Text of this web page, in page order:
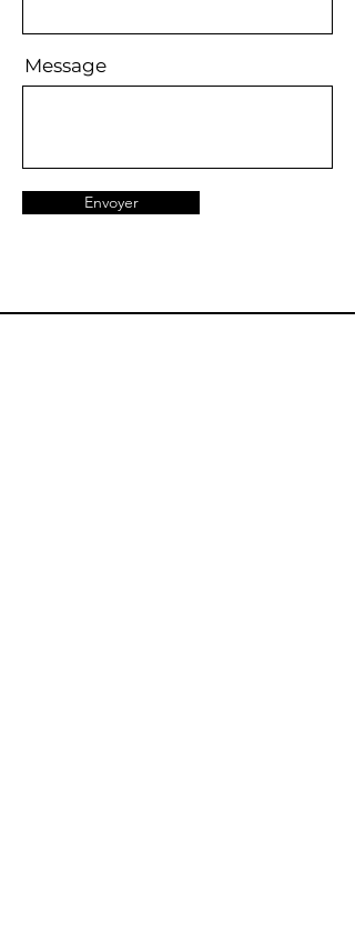
Message
Envoyer